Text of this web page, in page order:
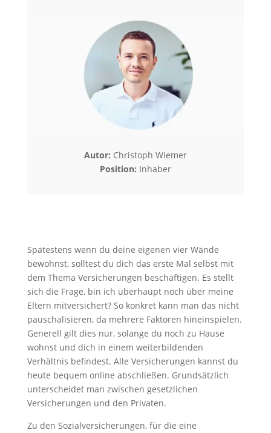
Autor: Christoph Wiemer
Position: Inhaber
Spätestens wenn du deine eigenen vier Wände
bewohnst, solltest du dich das erste Mal selbst mit
dem Thema Versicherungen beschäftigen. Es stellt
sich die Frage, bin ich überhaupt noch über meine
Eltern mitversichert? So konkret kann man das nicht
pauschalisieren, da mehrere Faktoren hineinspielen.
Generell gilt dies nur, solange du noch zu Hause
wohnst und dich in einem weiterbildenden
Verhältnis befindest. Alle Versicherungen kannst du
heute bequem online abschließen. Grundsätzlich
unterscheidet man zwischen gesetzlichen
Versicherungen und den Privaten.
Zu den Sozialversicherungen, für die eine